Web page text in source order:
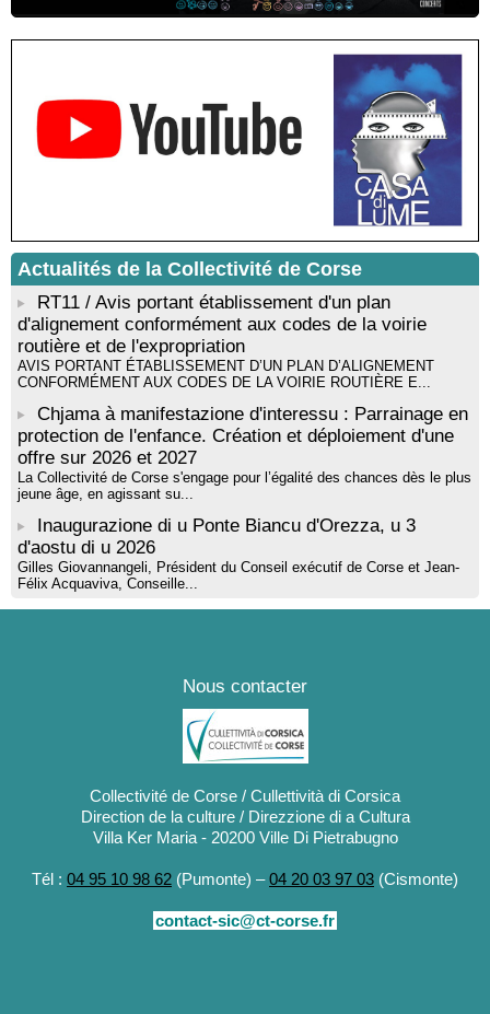
Résidence d’écriture et de recherche de l’écrivaine Cécilia
Castelli - Institut Mémoires de l'Edition Contemporaine - Caen /
Médiathèque de Castagniccia Mare et Monti - I Fulelli
Rencontre / dédicace avec Lucrèce Luciani autour de son
livre « La ballade du pendu du Niolu» - Mediateca territuriale di
Santa Lucia di Tallà
Mise en musique d’un livre jeunesse par Annik Meschinet,
musicienne pédagogue : Ateliers d’expression sonore, vocale,
rythmique et corporelle - Mediateca territuriale di Santa Lucia di
! Événement reporté ! Cycle de conférences peinture animé
par Alexandre Dominati - Mediateca territuriale di Santa Lucia di
Tallà
Actualités de la Collectivité de Corse
RT11 / Avis portant établissement d'un plan
d'alignement conformément aux codes de la voirie
routière et de l'expropriation
AVIS PORTANT ÉTABLISSEMENT D’UN PLAN D’ALIGNEMENT
CONFORMÉMENT AUX CODES DE LA VOIRIE ROUTIÈRE E...
Chjama à manifestazione d'interessu : Parrainage en
protection de l'enfance. Création et déploiement d'une
offre sur 2026 et 2027
La Collectivité de Corse s'engage pour l’égalité des chances dès le plus
jeune âge, en agissant su...
Inaugurazione di u Ponte Biancu d'Orezza, u 3
d'aostu di u 2026
Gilles Giovannangeli, Président du Conseil exécutif de Corse et Jean-
Félix Acquaviva, Conseille...
Nous contacter
Collectivité de Corse / Cullettività di Corsica
Direction de la culture / Direzzione di a Cultura
Villa Ker Maria - 20200 Ville Di Pietrabugno
Tél : 04 95 10 98 62 (Pumonte) –04 20 03 97 03 (Cismonte)
contact-sic@ct-corse.fr